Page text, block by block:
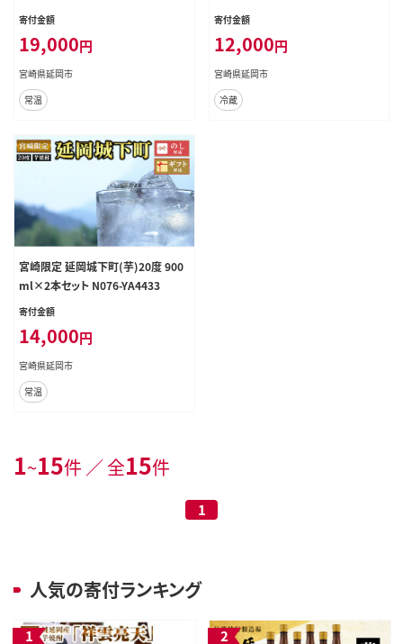
寄付金額
19,000円
宮崎県延岡市
常温
寄付金額
12,000円
宮崎県延岡市
冷蔵
宮崎限定 延岡城下町(芋)20度 900
ml×2本セット N076-YA4433
寄付金額
14,000円
宮崎県延岡市
常温
1~15件 ／ 全15件
1
人気の寄付ランキング